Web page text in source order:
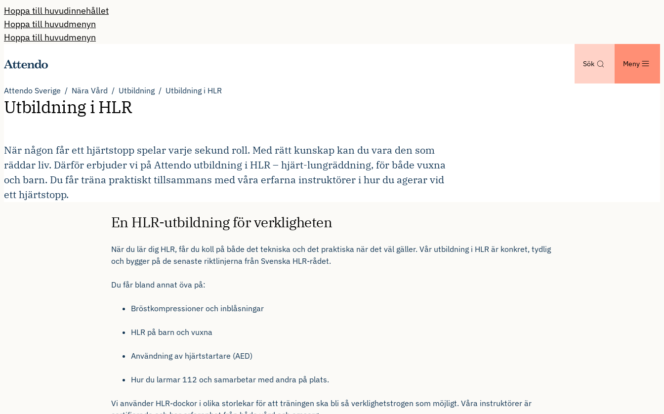
Hoppa till huvudinnehållet
Hoppa till huvudmenyn
Hoppa till huvudmenyn
Sök Meny
Attendo Sverige Nära Vård Utbildning Utbildning i HLR
Utbildning i HLR
När någon får ett hjärtstopp spelar varje sekund roll. Med rätt kunskap kan du vara den som
räddar liv. Därför erbjuder vi på Attendo utbildning i HLR – hjärt-lungräddning, för både vuxna
och barn. Du får träna praktiskt tillsammans med våra erfarna instruktörer i hur du agerar vid
ett hjärtstopp.
En HLR-utbildning för verkligheten
När du lär dig HLR, får du koll på både det tekniska och det praktiska när det väl gäller. Vår utbildning i HLR är konkret, tydlig
och bygger på de senaste riktlinjerna från Svenska HLR-rådet.
Du får bland annat öva på:
Bröstkompressioner och inblåsningar
HLR på barn och vuxna
Användning av hjärtstartare (AED)
Hur du larmar 112 och samarbetar med andra på plats.
Vi använder HLR-dockor i olika storlekar för att träningen ska bli så verklighetstrogen som möjligt. Våra instruktörer är